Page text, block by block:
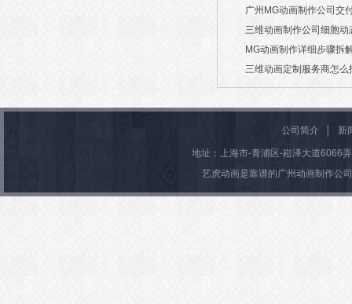
2026/07/29
广州MG动画制作公司交
吗？
2026/07/24
三维动画制作公司细胞
2026/07/22
MG动画制作详细步骤拆
2026/03/16
三维动画定制服务商怎么
2026/03/10
公司简介 新
地址：上海市-青浦区-崧泽大道6066
艺虎动画是靠谱的广州动画制作公